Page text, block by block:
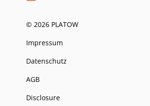
© 2026 PLATOW
Impressum
Datenschutz
AGB
Disclosure